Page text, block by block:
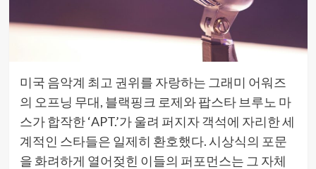
미국 음악계 최고 권위를 자랑하는 그래미 어워즈
의 오프닝 무대, 블랙핑크 로제와 팝스타 브루노 마
스가 합작한 ‘APT.’가 울려 퍼지자 객석에 자리한 세
계적인 스타들은 일제히 환호했다. 시상식의 포문
을 화려하게 열어젖힌 이들의 퍼포먼스는 그 자체